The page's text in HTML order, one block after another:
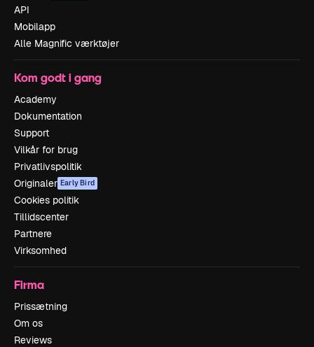
API
Mobilapp
Alle Magnific værktøjer
Kom godt i gang
Academy
Dokumentation
Support
Vilkår for brug
Privatlivspolitik
Originaler Early Bird
Cookies politik
Tillidscenter
Partnere
Virksomhed
Firma
Prissætning
Om os
Reviews